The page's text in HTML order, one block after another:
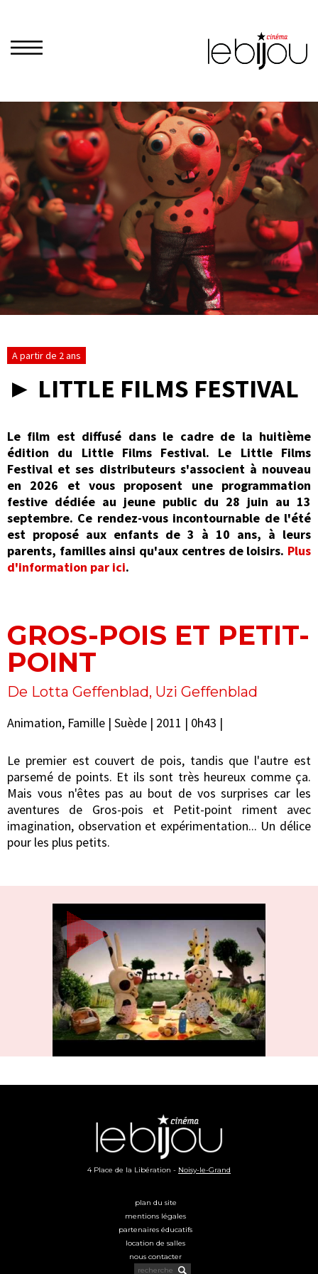
A partir de 2 ans
► LITTLE FILMS FESTIVAL
Le film est diffusé dans le cadre de la huitième
édition du Little Films Festival. Le Little Films
Festival et ses distributeurs s'associent à nouveau
en 2026 et vous proposent une programmation
festive dédiée au jeune public du 28 juin au 13
septembre. Ce rendez-vous incontournable de l'été
est proposé aux enfants de 3 à 10 ans, à leurs
parents, familles ainsi qu'aux centres de loisirs. Plus
d'information par ici.
GROS-POIS ET PETIT-
POINT
De Lotta Geffenblad, Uzi Geffenblad
Animation, Famille | Suède | 2011 | 0h43 |
Le premier est couvert de pois, tandis que l'autre est
parsemé de points. Et ils sont très heureux comme ça.
Mais vous n'êtes pas au bout de vos surprises car les
aventures de Gros-pois et Petit-point riment avec
imagination, observation et expérimentation... Un délice
pour les plus petits.
4 Place de la Libération - Noisy-le-Grand
plan du site
mentions légales
partenaires éducatifs
location de salles
nous contacter